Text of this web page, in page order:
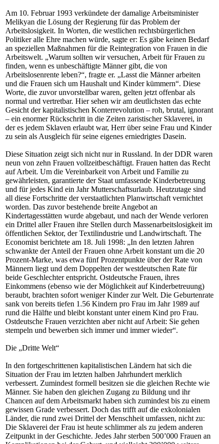
Am 10. Februar 1993 verkündete der damalige Arbeitsminister
Melikyan die Lösung der Regierung für das Problem der
Arbeitslosigkeit. In Worten, die westlichen rechtsbürgerlichen
Politiker alle Ehre machen würde, sagte er: Es gäbe keinen Bedarf
an speziellen Maßnahmen für die Reintegration von Frauen in die
Arbeitswelt. „Warum sollten wir versuchen, Arbeit für Frauen zu
finden, wenn es unbeschäftigte Männer gibt, die von
Arbeitslosenrente leben?“, fragte er. „Lasst die Männer arbeiten
und die Frauen sich um Haushalt und Kinder kümmern“. Diese
Worte, die zuvor unvorstellbar waren, gelten jetzt offenbar als
normal und vertretbar. Hier sehen wir am deutlichsten das echte
Gesicht der kapitalistischen Konterrevolution – roh, brutal, ignorant
– ein enormer Rückschritt in die Zeiten zaristischer Sklaverei, in
der es jedem Sklaven erlaubt war, Herr über seine Frau und Kinder
zu sein als Ausgleich für seine eigenes erniedrigtes Dasein.
Diese Situation zeigt sich nicht nur in Russland. In der DDR waren
neun von zehn Frauen vollzeitbeschäftigt. Frauen hatten das Recht
auf Arbeit. Um die Vereinbarkeit von Arbeit und Familie zu
gewährleisten, garantierte der Staat umfassende Kinderbetreuung
und für jedes Kind ein Jahr Mutterschaftsurlaub. Heutzutage sind
all diese Fortschritte der verstaatlichten Planwirtschaft vernichtet
worden. Das zuvor bestehende breite Angebot an
Kindertagesstätten wurde abgebaut, und nach der Wende verloren
ein Drittel aller Frauen ihre Stellen durch Massenarbeitslosigkeit im
öffentlichen Sektor, der Textilindustrie und Landwirtschaft. The
Economist berichtete am 18. Juli 1998: „In den letzten Jahren
schwankte der Anteil der Frauen ohne Arbeit konstant um die 20
Prozent-Marke, was etwa fünf Prozentpunkte über der Rate von
Männern liegt und dem Doppelten der westdeutschen Rate für
beide Geschlechter entspricht. Ostdeutsche Frauen, ihres
Einkommens (ebenso wie der Möglichkeit auf Kinderbetreuung)
beraubt, brachten sofort weniger Kinder zur Welt. Die Geburtenrate
sank von bereits tiefen 1.56 Kindern pro Frau im Jahr 1989 auf
rund die Hälfte und bleibt konstant unter einem Kind pro Frau.
Ostdeutsche Frauen verzichten aber nicht auf Arbeit: Sie gehen
stempeln und bewerben sich immer und immer wieder“.
Die „Dritte Welt“
In den fortgeschrittenen kapitalistischen Ländern hat sich die
Situation der Frau im letzten halben Jahrhundert merklich
verbessert. Zumindest formell besitzen sie die gleichen Rechte wie
Männer. Sie haben den gleichen Zugang zu Bildung und ihr
Chancen auf dem Arbeitsmarkt haben sich zumindest bis zu einem
gewissen Grade verbessert. Doch das trifft auf die exkolonialen
Länder, die rund zwei Drittel der Menschheit umfassen, nicht zu:
Die Sklaverei der Frau ist heute schlimmer als zu jedem anderen
Zeitpunkt in der Geschichte. Jedes Jahr sterben 500’000 Frauen an